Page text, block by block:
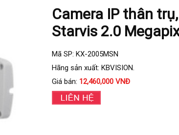
Camera IP thân
Starvis 2.0
Mã SP: KX-2005MSN
Hãng sản xuất: KBVISION.
Giá bán: 12,460,000 VNĐ